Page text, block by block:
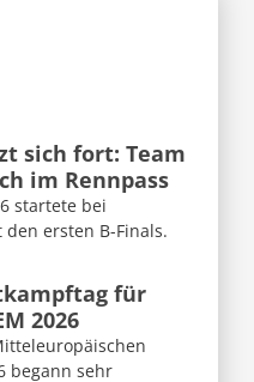
sich fort: Team
im Rennpass
startete bei
ersten B-Finals.
für
2026
begann sehr